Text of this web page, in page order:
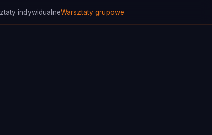
indywidualneWarsztaty grupowe